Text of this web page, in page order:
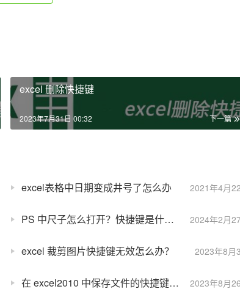
excel 删除快捷键
下一篇
2023年7月31日 00:32
2021年4月
excel表格中日期变成井号了怎么办
2024年2月
PS 中尺子怎么打开？快捷键是什么？
2023年8月
excel 裁剪图片快捷键无效怎么办？
2023年8月
在 excel2010 中保存文件的快捷键是什么？